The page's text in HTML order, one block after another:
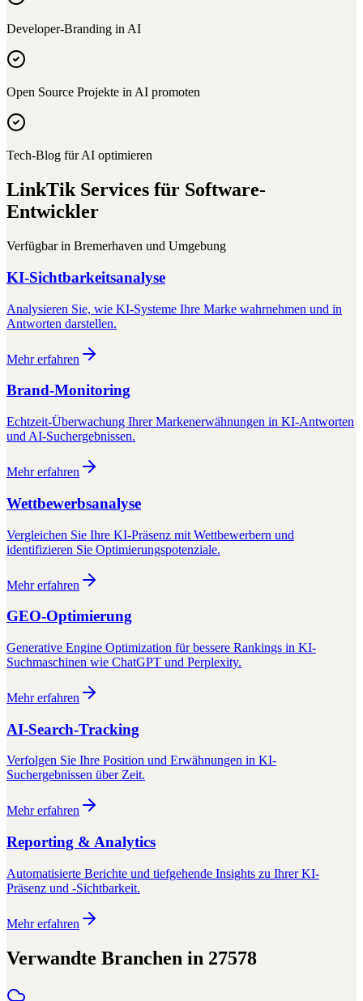
Developer-Branding in AI
Open Source Projekte in AI promoten
Tech-Blog für AI optimieren
LinkTik Services für Software-
Entwickler
Verfügbar in Bremerhaven und Umgebung
KI-Sichtbarkeitsanalyse
Analysieren Sie, wie KI-Systeme Ihre Marke wahrnehmen und in
Antworten darstellen.
Mehr erfahren
Brand-Monitoring
Echtzeit-Überwachung Ihrer Markenerwähnungen in KI-Antworten
und AI-Suchergebnissen.
Mehr erfahren
Wettbewerbsanalyse
Vergleichen Sie Ihre KI-Präsenz mit Wettbewerbern und
identifizieren Sie Optimierungspotenziale.
Mehr erfahren
GEO-Optimierung
Generative Engine Optimization für bessere Rankings in KI-
Suchmaschinen wie ChatGPT und Perplexity.
Mehr erfahren
AI-Search-Tracking
Verfolgen Sie Ihre Position und Erwähnungen in KI-
Suchergebnissen über Zeit.
Mehr erfahren
Reporting & Analytics
Automatisierte Berichte und tiefgehende Insights zu Ihrer KI-
Präsenz und -Sichtbarkeit.
Mehr erfahren
Verwandte Branchen in 27578